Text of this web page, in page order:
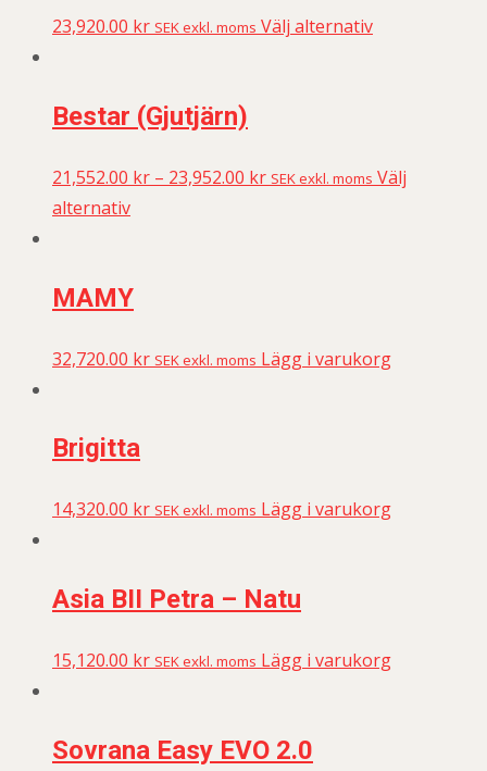
23,920.00 kr SEK exkl. moms Välj alternativ
Bestar (Gjutjärn)
21,552.00 kr – 23,952.00 kr SEK exkl. moms Välj
alternativ
MAMY
32,720.00 kr SEK exkl. moms Lägg i varukorg
Brigitta
14,320.00 kr SEK exkl. moms Lägg i varukorg
Asia BII Petra – Natu
15,120.00 kr SEK exkl. moms Lägg i varukorg
Sovrana Easy EVO 2.0